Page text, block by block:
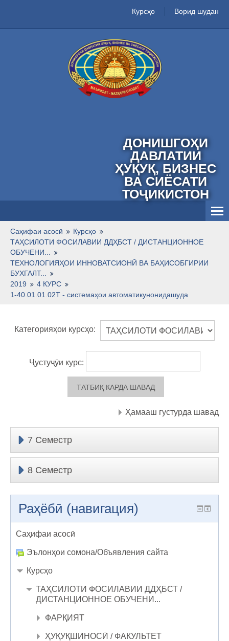
Курсҳо Ворид шудан
ДОНИШГОҲИ
ДАВЛАТИИ
ҲУҚУҚ, БИЗНЕС
ВА СИЁСАТИ
ТОҶИКИСТОН
Тоҷикӣ ‎(tj)‎
Саҳифаи асосӣ
Курсҳо
ТАҲСИЛОТИ ФОСИЛАВИИ ДДҲБСТ / ДИСТАНЦИОННОЕ
ОБУЧЕНИ...
ТЕХНОЛОГИЯҲОИ ИННОВАТСИОНӢ ВА БАҲИСОБГИРИИ
БУХГАЛТ...
2019
4 КУРС
1-40.01.01.02Т - системаҳои автоматикунонидашуда
Категорияҳои курсҳо:
Ҷустуҷӯи курс:
Ҳамааш густурда шавад
7 Семестр
8 Семестр
Раҳёбӣ (навигация)
Саҳифаи асосӣ
Эълонҳои сомона/Объявления сайта
Курсҳо
ТАҲСИЛОТИ ФОСИЛАВИИ ДДҲБСТ /
ДИСТАНЦИОННОЕ ОБУЧЕНИ...
ФАРҚИЯТ
ҲУҚУҚШИНОСӢ / ФАКУЛЬТЕТ